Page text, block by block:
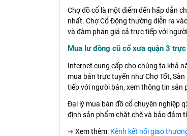
Chợ đồ cổ là một điểm đến hấp dẫn
nhất. Chợ Cổ Động thường diễn ra
và đàm phán giá cả trực tiếp với
Mua lư đồng cũ cổ xưa quận 3
Internet cung cấp cho chúng ta khả
mua bán trực tuyến như Chợ Tốt,
tiếp với người bán, xem thông tin sản
Đại lý mua bán đồ cổ chuyên nghiệp
định sản phẩm chặt chẽ và bảo đảm
➜ Xem thêm: Kênh kết nối giao